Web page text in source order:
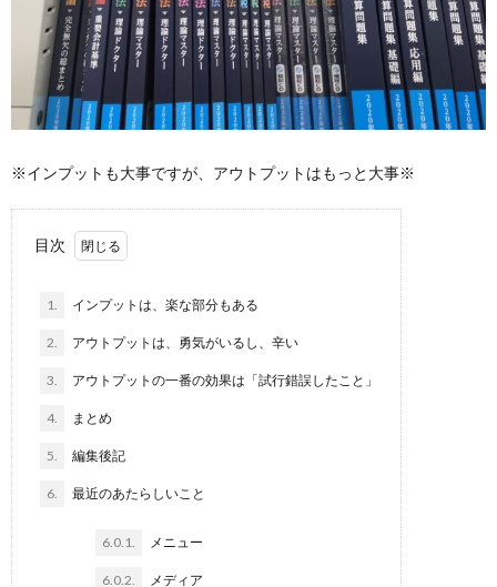
※インプットも大事ですが、アウトプットはもっと大事※
目次
1. インプットは、楽な部分もある
2. アウトプットは、勇気がいるし、辛い
3. アウトプットの一番の効果は「試行錯誤したこと」
4. まとめ
5. 編集後記
6. 最近のあたらしいこと
6.0.1. メニュー
6.0.2. メディア